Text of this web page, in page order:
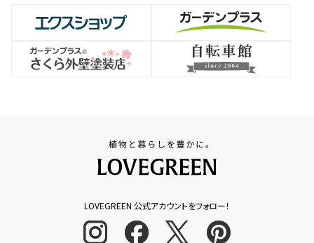
LOVEGREEN 公式アカウントをフォロー！